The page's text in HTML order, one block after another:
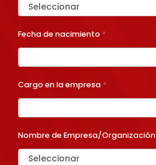
Seleccionar
Fecha de nacimiento *
Cargo en la empresa *
Nombre de Empresa/Organización
Seleccionar